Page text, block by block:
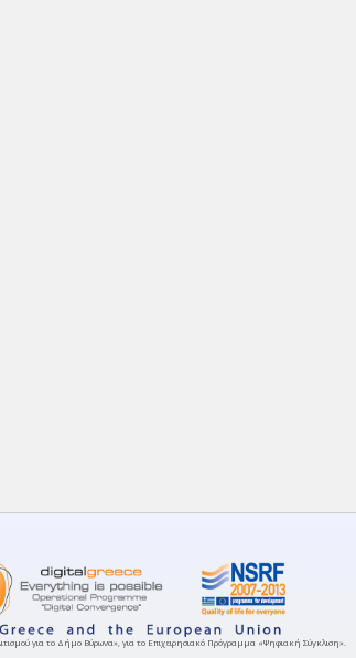
για το Δήμο Βύρωνα», για το Επιχειρησιακό Πρόγραμμα «Ψηφιακή Σύγκλιση».